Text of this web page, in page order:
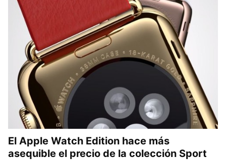
El Apple Watch Edition hace más
asequible el precio de la colección Sport